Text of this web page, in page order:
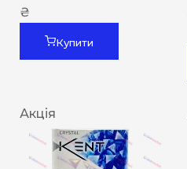
₴
Купити
Акція